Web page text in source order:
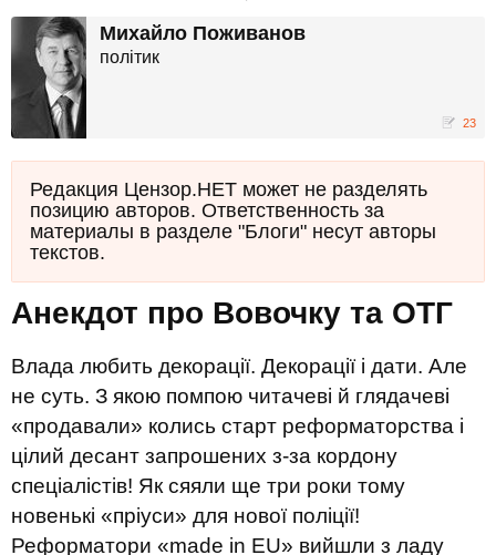
Михайло Поживанов
політик
23
Редакция Цензор.НЕТ может не разделять
позицию авторов. Ответственность за
материалы в разделе "Блоги" несут авторы
текстов.
Анекдот про Вовочку та ОТГ
Влада любить декорації. Декорації і дати. Але
не суть. З якою помпою читачеві й глядачеві
«продавали» колись старт реформаторства і
цілий десант запрошених з-за кордону
спеціалістів! Як сяяли ще три роки тому
новенькі «пріуси» для нової поліції!
Реформатори «made in EU» вийшли з ладу